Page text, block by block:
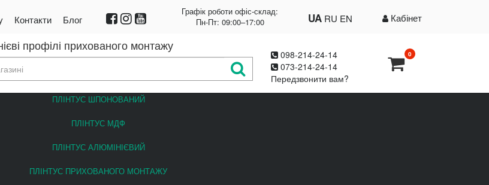
Контакти Блог Кабінет
UA RU EN
Графік роботи офіс-склад:
Пн-Пт: 09:00–17:00
профілі прихованого монтажу
098-214-24-14
073-214-24-14
Передзвонити вам?
0
ПЛІНТУС ШПОНОВАНИЙ
ПЛІНТУС МДФ
ПЛІНТУС АЛЮМІНІЄВИЙ
ПЛІНТУС ПРИХОВАНОГО МОНТАЖУ